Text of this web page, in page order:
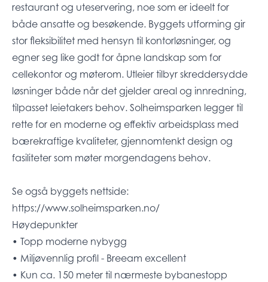
restaurant og uteservering, noe som er ideelt for
både ansatte og besøkende. Byggets utforming gir
stor fleksibilitet med hensyn til kontorløsninger, og
egner seg like godt for åpne landskap som for
cellekontor og møterom. Utleier tilbyr skreddersydde
løsninger både når det gjelder areal og innredning,
tilpasset leietakers behov. Solheimsparken legger til
rette for en moderne og effektiv arbeidsplass med
bærekraftige kvaliteter, gjennomtenkt design og
fasiliteter som møter morgendagens behov.
Se også byggets nettside:
https://www.solheimsparken.no/
Høydepunkter
• Topp moderne nybygg
• Miljøvennlig profil - Breeam excellent
• Kun ca. 150 meter til nærmeste bybanestopp